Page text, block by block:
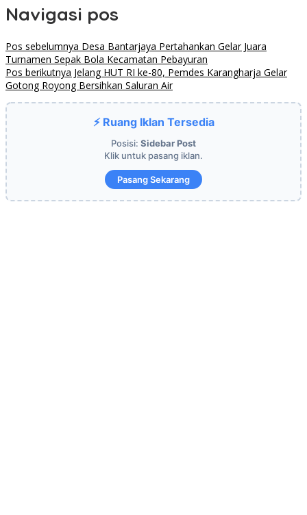
Navigasi pos
Pos sebelumnya Desa Bantarjaya Pertahankan Gelar Juara
Turnamen Sepak Bola Kecamatan Pebayuran
Pos berikutnya Jelang HUT RI ke-80, Pemdes Karangharja Gelar
Gotong Royong Bersihkan Saluran Air
⚡ Ruang Iklan Tersedia
Posisi: Sidebar Post
Klik untuk pasang iklan.
Pasang Sekarang